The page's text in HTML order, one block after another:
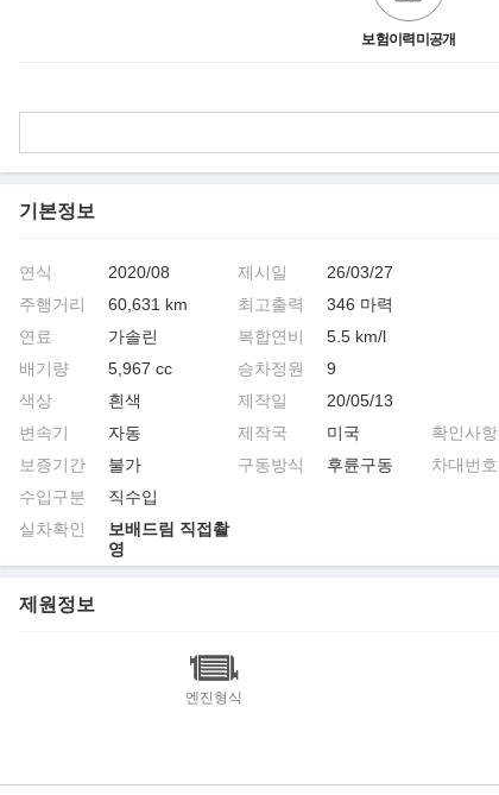
보험이력미공개
기본정보
연식
2020/08
주행거리
60,631 km
연료
가솔린
배기량
5,967 cc
색상
흰색
변속기
자동
보증기간
불가
수입구분
직수입
실차확인
보배드림 직접촬
영
제시일
26/03/27
최고출력
346 마력
복합연비
5.5 km/l
승차정원
9
제작일
20/05/13
제작국
미국
구동방식
후륜구동
확인사항
차대번호
제원정보
엔진형식